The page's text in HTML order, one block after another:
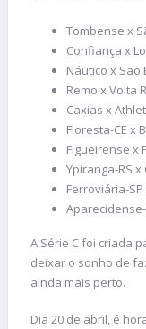
Tombense x
Confiança x
Náutico x São
Remo x Volta
Caxias x
Floresta-CE x
Figueirense x
Ypiranga-RS x
Ferroviária-SP
A Série C foi criada
deixar o sonho de
ainda mais perto.
Dia 20 de abril, é